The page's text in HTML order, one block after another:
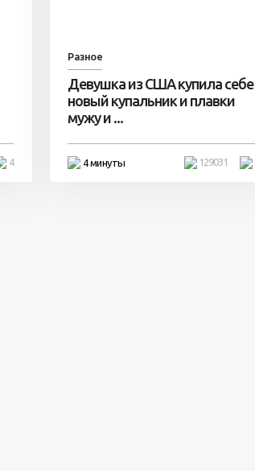
4
Разное
Девушка из США купила себе
новый купальник и плавки
мужу и ...
4 минуты 129031